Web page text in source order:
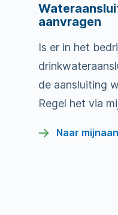
aanvragen
Is er in het
de aansluiting
Regel het via
Naar